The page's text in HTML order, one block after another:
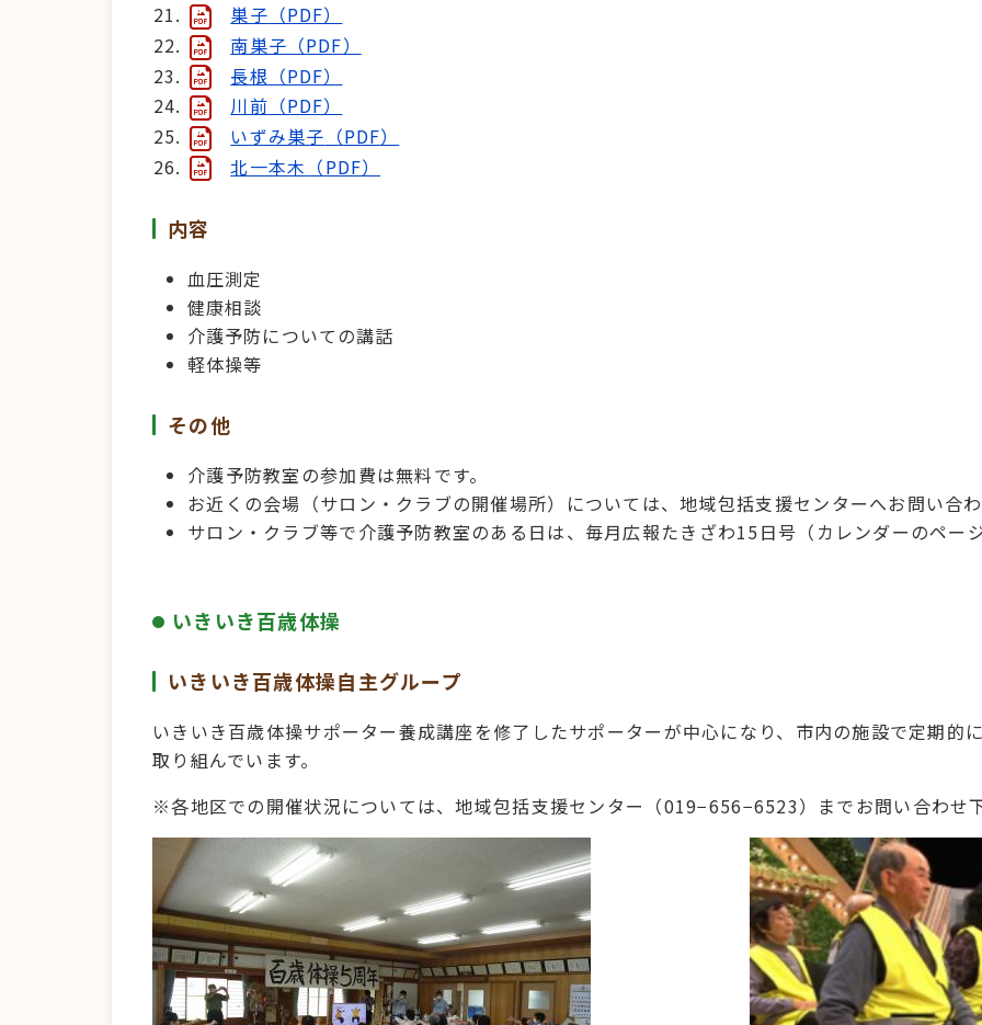
巣子 （PDF）
南巣子 （PDF）
長根 （PDF）
川前 （PDF）
いずみ巣子 （PDF）
北一本木 （PDF）
内容
血圧測定
健康相談
介護予防についての講話
軽体操等
その他
介護予防教室の参加費は無料です。
お近くの会場（サロン・クラブの開催場所）については、地域包括支援センターへお問い合わ
サロン・クラブ等で介護予防教室のある日は、毎月広報たきざわ15日号（カレンダーのペー
いきいき百歳体操
いきいき百歳体操自主グループ
いきいき百歳体操サポーター養成講座を修了したサポーターが中心になり、市内の施設で定期的
取り組んでいます。
※各地区での開催状況については、地域包括支援センター（019−656−6523）までお問い合わせ下